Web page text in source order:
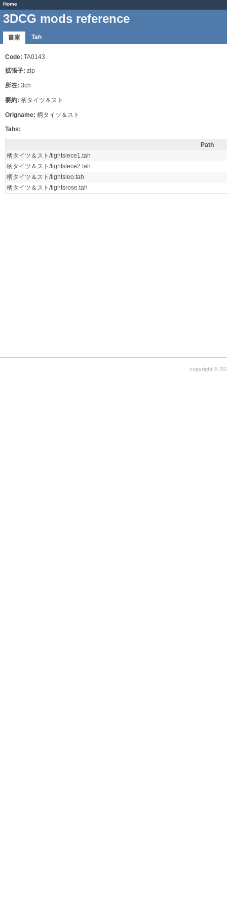
Home
3DCG mods reference
書庫 Tah
Code: TA0143
拡張子: zip
所在: 3ch
要約: 柄タイツ＆スト
Origname: 柄タイツ＆スト
Tahs:
Path
柄タイツ＆スト/tightslece1.tah
柄タイツ＆スト/tightslece2.tah
柄タイツ＆スト/tightsleo.tah
柄タイツ＆スト/tightsrose.tah
copyright ©